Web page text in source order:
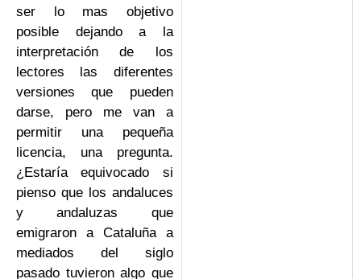
ser lo mas objetivo
posible dejando a la
interpretación de los
lectores las diferentes
versiones que pueden
darse, pero me van a
permitir una pequeña
licencia, una pregunta.
¿Estaría equivocado si
pienso que los andaluces
y andaluzas que
emigraron a Cataluña a
mediados del siglo
pasado tuvieron algo que